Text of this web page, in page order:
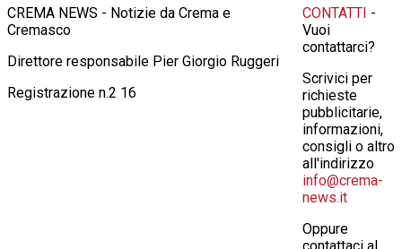
CREMA NEWS - Notizie da Crema e
Cremasco
Direttore responsabile Pier Giorgio Ruggeri
Registrazione n.2 16
CONTATTI -
Vuoi
contattarci?
Scrivici per
richieste
pubblicitarie,
informazioni,
consigli o altro
all'indirizzo
info@crema-
news.it
Oppure